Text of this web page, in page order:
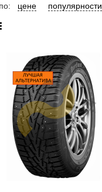
цене популярности